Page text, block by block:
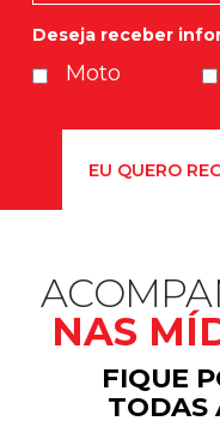
Deseja receber
Moto
NAS
FIQUE
TODAS